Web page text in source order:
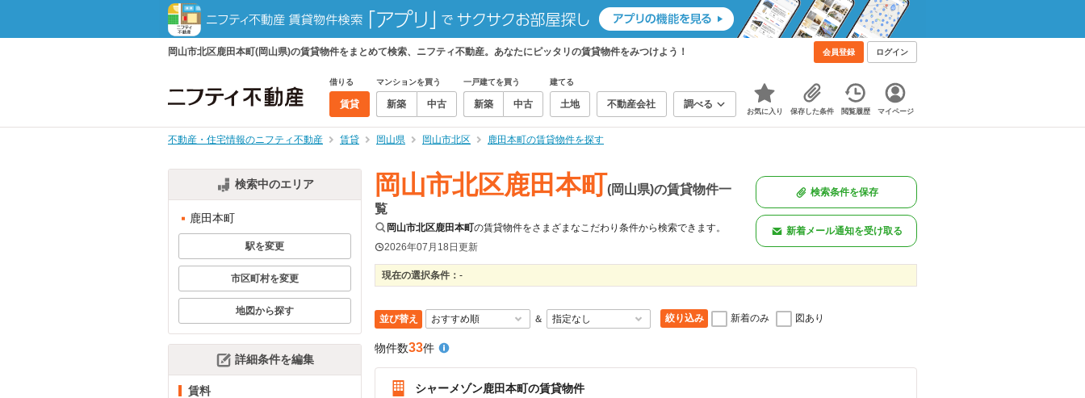
岡山市北区鹿田本町(岡山県)の賃貸物件をまとめて検索、ニフティ不動産。あなたにピッタリの賃貸物件をみつけよう！ 会員登録 ログイン
借りる
賃貸
マンションを買う
新築 中古
一戸建てを買う
新築 中古
建てる
土地 不動産会社 調べる
お気に入り 保存した条件 閲覧履歴 マイページ
不動産・住宅情報のニフティ不動産 賃貸 岡山県 岡山市北区 鹿田本町の賃貸物件を探す
検索中のエリア
鹿田本町
駅を変更
市区町村を変更
地図から探す
詳細条件を編集
賃料
岡山市北区鹿田本町(岡山県)の賃貸物件一
覧
岡山市北区鹿田本町の賃貸物件をさまざまなこだわり条件から検索できます。
2026年07月18日更新
検索条件を保存
新着メール通知を受け取る
現在の選択条件： -
並び替え ＆ 絞り込み 新着のみ 図あり
物件数33件
シャーメゾン鹿田本町の賃貸物件